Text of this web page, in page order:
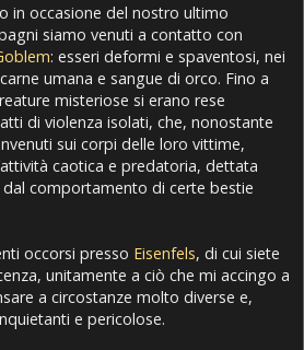
in occasione del nostro ultimo
siamo venuti a contatto con
: esseri deformi e spaventosi, nei
umana e sangue di orco. Fino a
misteriose si erano rese
di violenza isolati, che, nonostante
sui corpi delle loro vittime,
caotica e predatoria, dettata
dal comportamento di certe bestie
occorsi presso Eisenfels, di cui siete
unitamente a ciò che mi accingo a
a circostanze molto diverse e,
e pericolose.